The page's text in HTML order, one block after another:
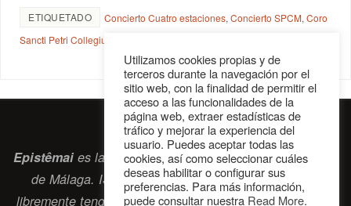
ETIQUETADO Concierto Cuatro estaciones,Concierto SPCM,Coro
Sancti Petri Collegium Musicum
Epistêmaies la revista digital de la Sociedad Erasmiana
de Málaga. ISSN 2697-2468. Bienvenidos cuantos
libremente tengan algo que intercambiar navegando por
Utilizamos cookies propias y de
terceros durante la navegación por el
sitio web, con la finalidad de permitir el
acceso a las funcionalidades de la
página web, extraer estadísticas de
tráfico y mejorar la experiencia del
usuario. Puedes aceptar todas las
cookies, así como seleccionar cuáles
deseas habilitar o configurar sus
preferencias. Para más información,
puede consultar nuestra Read More.